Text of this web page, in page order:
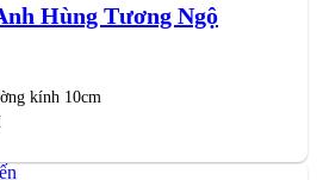
Hùng Tương Ngộ
kính 10cm